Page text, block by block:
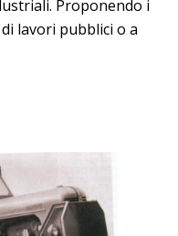
Proponendo i
lavori pubblici o a